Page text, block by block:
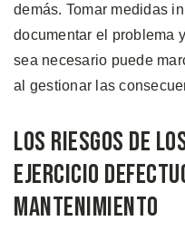
demás. Tomar medidas
documentar el problema
sea necesario puede
al gestionar las
Los Riesgos de
Ejercicio
Mantenimiento